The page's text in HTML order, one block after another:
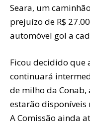
Seara, um
prejuízo de R$
automóvel gol a
Ficou decidido que
continuará
de milho da
estarão
A Comissão ainda